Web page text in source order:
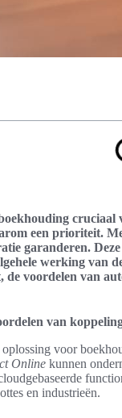
cruciaal
een prioriteit.
garanderen.
werking van
voordelen van
van
voor
Online kunnen
en industrieën.